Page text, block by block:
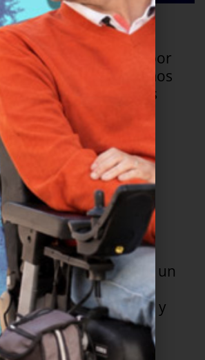
Noa y Claudia os
a la red de Coles por
Juntos podemos
y las de todos los
con atrofia
este dossier con
la AME, sobre
solidaras como
carreras y la actividad
te acompañe al cole”, un
en el que
coles que lo deseen y
las mejores
personas con AME.